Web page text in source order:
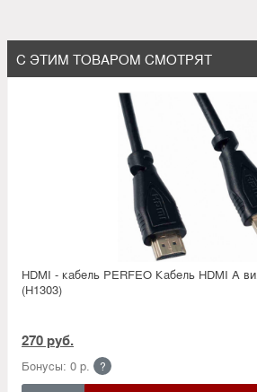
С ЭТИМ ТОВАРОМ СМОТРЯТ
HDMI - кабель PERFEO Кабель HDMI A
(H1303)
270 руб.
Бонусы: 0 р. ?